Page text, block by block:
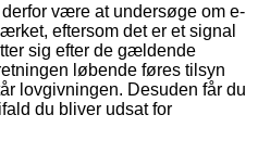
være at undersøge om e-
eftersom det er et signal
sig efter de gældende
løbende føres tilsyn
lovgivningen. Desuden får du
du bliver udsat for